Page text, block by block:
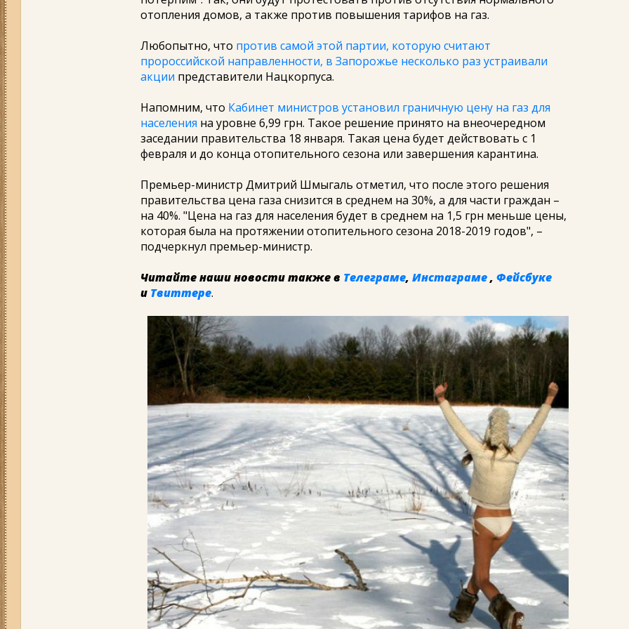
отопления домов, а также против повышения тарифов на газ.
Любопытно, что против самой этой партии, которую считают
пророссийской направленности, в Запорожье несколько раз устраивали
акции представители Нацкорпуса.
Напомним, что Кабинет министров установил граничную цену на газ для
населения на уровне 6,99 грн. Такое решение принято на внеочередном
заседании правительства 18 января. Такая цена будет действовать с 1
февраля и до конца отопительного сезона или завершения карантина.
Премьер-министр Дмитрий Шмыгаль отметил, что после этого решения
правительства цена газа снизится в среднем на 30%, а для части граждан –
на 40%. "Цена на газ для населения будет в среднем на 1,5 грн меньше цены,
которая была на протяжении отопительного сезона 2018-2019 годов", –
подчеркнул премьер-министр.
Читайте наши новости также в Телеграме, Инстаграме, Фейсбуке
и Твиттере.